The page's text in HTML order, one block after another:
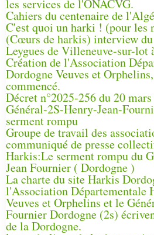
les services de l'ONACVG.
Cahiers du centenaire de
C'est quoi un harki ! (pour les
(Cœurs de harkis) interview du
Leygues de Villeneuve-sur-lot
Création de l'Association
Dordogne Veuves et
commencé.
Décret n°2025-256 du 20
Général-2S-Henry-Jean-
serment rompu
Groupe de travail des
communiqué de presse
Harkis:Le serment rompu du
Jean Fournier ( Dordogne )
La charte du site Harkis
l'Association Départementale
Veuves et Orphelins et le
Fournier Dordogne (2s)
de la Dordogne.